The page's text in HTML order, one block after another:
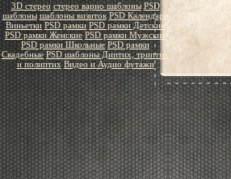
3D стерео стерео варио шаблоны PSD
шаблоны шаблоны визиток PSD Календари
Виньетки PSD рамки PSD рамки Детские
PSD рамки Женские PSD рамки Мужские
PSD рамки Школьные PSD рамки
Свадебные PSD шаблоны Диптих, триптих
и полиптих Видео и Аудио футажи